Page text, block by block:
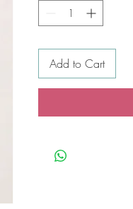
Add to Cart